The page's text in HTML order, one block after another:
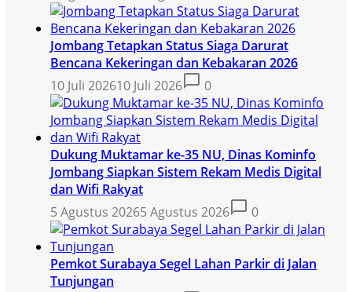
Jombang Tetapkan Status Siaga Darurat
Bencana Kekeringan dan Kebakaran 2026
10 Juli 202610 Juli 2026 0
Dukung Muktamar ke-35 NU, Dinas Kominfo
Jombang Siapkan Sistem Rekam Medis Digital
dan Wifi Rakyat
5 Agustus 20265 Agustus 2026 0
Pemkot Surabaya Segel Lahan Parkir di Jalan
Tunjungan